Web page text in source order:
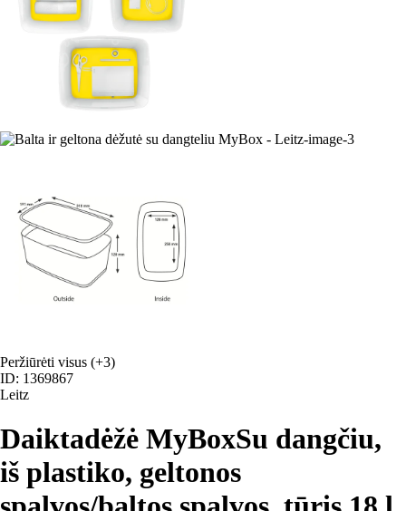
Peržiūrėti visus (+3)
ID: 1369867
Leitz
Daiktadėžė MyBoxSu dangčiu,
iš plastiko, geltonos